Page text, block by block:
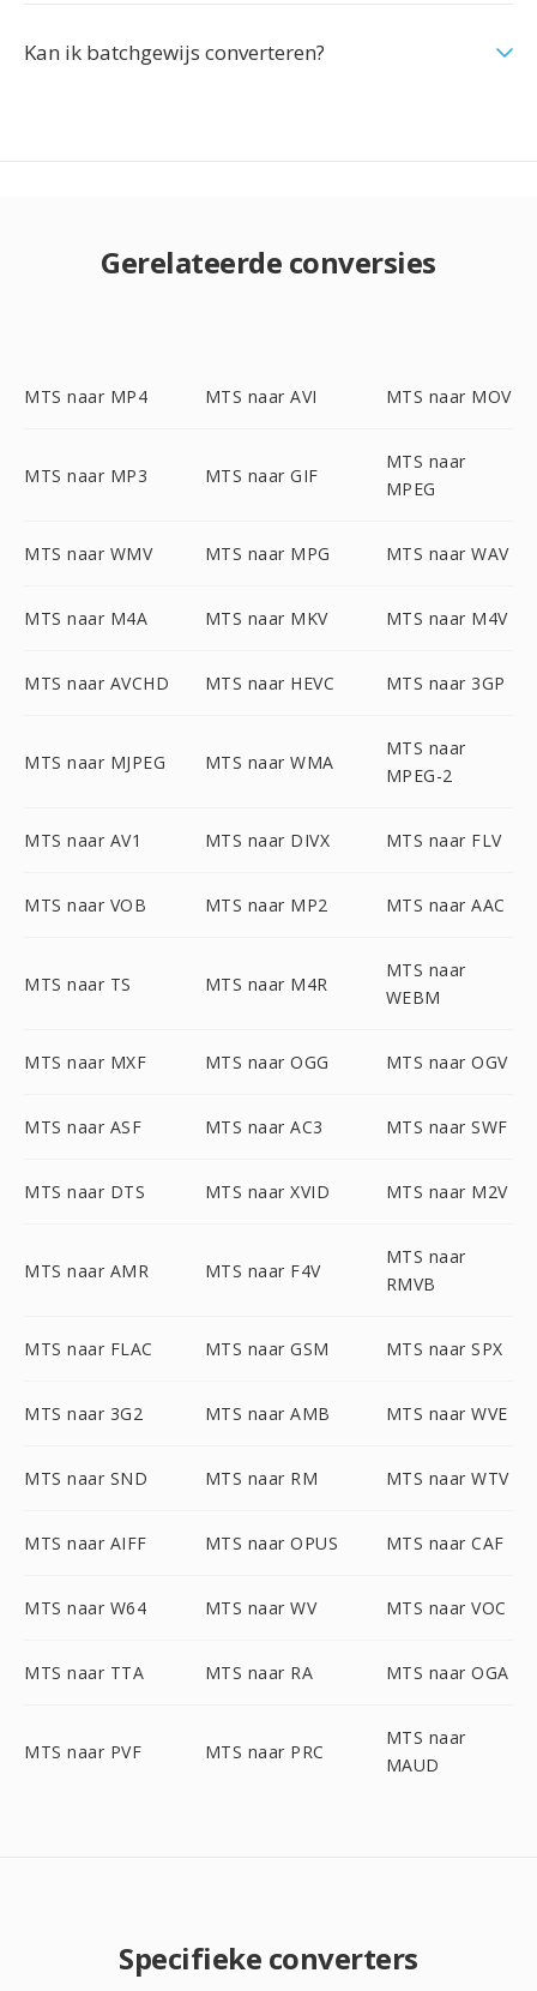
Kan ik batchgewijs converteren?
Gerelateerde conversies
MTS naar MP4 MTS naar AVI MTS naar MOV
MTS naar MP3 MTS naar GIF
MTS naar
MPEG
MTS naar WMV MTS naar MPG MTS naar WAV
MTS naar M4A MTS naar MKV MTS naar M4V
MTS naar AVCHD MTS naar HEVC MTS naar 3GP
MTS naar MJPEG MTS naar WMA
MTS naar
MPEG-2
MTS naar AV1 MTS naar DIVX MTS naar FLV
MTS naar VOB MTS naar MP2 MTS naar AAC
MTS naar TS MTS naar M4R
MTS naar
WEBM
MTS naar MXF MTS naar OGG MTS naar OGV
MTS naar ASF MTS naar AC3 MTS naar SWF
MTS naar DTS MTS naar XVID MTS naar M2V
MTS naar AMR MTS naar F4V
MTS naar
RMVB
MTS naar FLAC MTS naar GSM MTS naar SPX
MTS naar 3G2 MTS naar AMB MTS naar WVE
MTS naar SND MTS naar RM MTS naar WTV
MTS naar AIFF MTS naar OPUS MTS naar CAF
MTS naar W64 MTS naar WV MTS naar VOC
MTS naar TTA MTS naar RA MTS naar OGA
MTS naar PVF MTS naar PRC
MTS naar
MAUD
Specifieke converters